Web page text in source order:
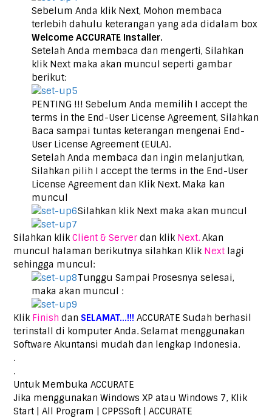
Sebelum Anda klik Next, Mohon membaca
terlebih dahulu keterangan yang ada didalam box
Welcome ACCURATE Installer.
Setelah Anda membaca dan mengerti, Silahkan
klik Next maka akan muncul seperti gambar
berikut:
PENTING !!! Sebelum Anda memilih I accept the
terms in the End-User License Agreement, Silahkan
Baca sampai tuntas keterangan mengenai End-
User License Agreement (EULA).
Setelah Anda membaca dan ingin melanjutkan,
Silahkan pilih I accept the terms in the End-User
License Agreement dan Klik Next. Maka kan
muncul
Silahkan klik Next maka akan muncul
Silahkan klik Client & Server dan klik Next. Akan
muncul halaman berikutnya silahkan Klik Next lagi
sehingga muncul:
Tunggu Sampai Prosesnya selesai,
maka akan muncul :
Klik Finish dan SELAMAT…!!! ACCURATE Sudah berhasil
terinstall di komputer Anda. Selamat menggunakan
Software Akuntansi mudah dan lengkap Indonesia.
.
.
Untuk Membuka ACCURATE
Jika menggunakan Windows XP atau Windows 7, Klik
Start | All Program | CPPSSoft | ACCURATE